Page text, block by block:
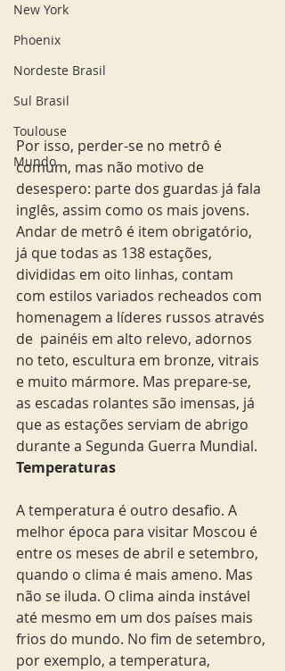
New York
Phoenix
Nordeste Brasil
Sul Brasil
Toulouse
Mundo
Por isso, perder-se no metrô é
comum, mas não motivo de
desespero: parte dos guardas já fala
inglês, assim como os mais jovens.
Andar de metrô é item obrigatório,
já que todas as 138 estações,
divididas em oito linhas, contam
com estilos variados recheados com
homenagem a líderes russos através
de  painéis em alto relevo, adornos
no teto, escultura em bronze, vitrais
e muito mármore. Mas prepare-se,
as escadas rolantes são imensas, já
que as estações serviam de abrigo
durante a Segunda Guerra Mundial.
Temperaturas
A temperatura é outro desafio. A
melhor época para visitar Moscou é
entre os meses de abril e setembro,
quando o clima é mais ameno. Mas
não se iluda. O clima ainda instável
até mesmo em um dos países mais
frios do mundo. No fim de setembro,
por exemplo, a temperatura,